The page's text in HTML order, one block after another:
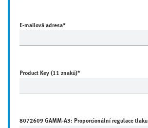
E-mailová adresa*
Product Key (11 znaků)*
8072609 GAMM-A3: Proporcionální regulace tlaku